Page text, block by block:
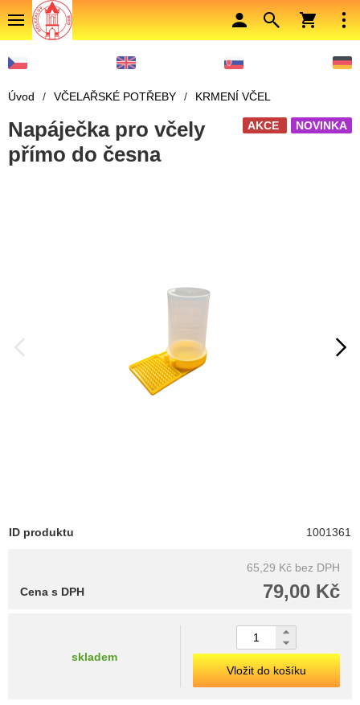
Úvod / VČELAŘSKÉ POTŘEBY / KRMENÍ VČEL
NOVINKA
AKCE
Napáječka pro včely
přímo do česna
ID produktu 1001361
65,29 Kč bez DPH
79,00 Kč
Cena s DPH
skladem
Vložit do košíku